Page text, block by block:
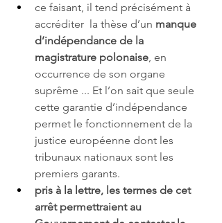
ce faisant, il tend précisément à
accréditer  la thèse d’un manque
d’indépendance de la
magistrature polonaise, en
occurrence de son organe
suprême ... Et l’on sait que seule
cette garantie d’indépendance
permet le fonctionnement de la
justice européenne dont les
tribunaux nationaux sont les
premiers garants.
pris à la lettre, les termes de cet
arrêt permettraient au